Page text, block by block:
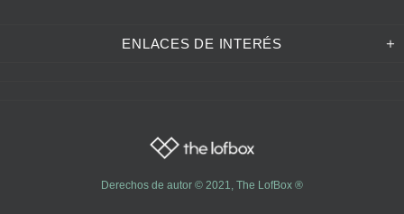
ENLACES DE INTERÉS
Derechos de autor © 2021, The LofBox ®